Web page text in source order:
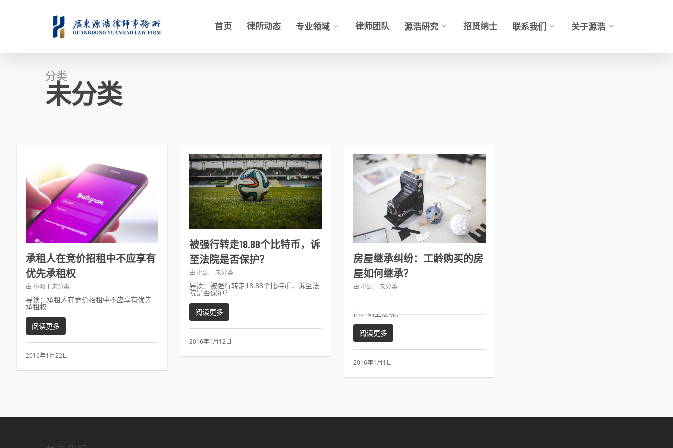
首页 律所动态 专业领域 律师团队 源浩研究 招贤纳士 联系我们 关于源浩
分类
未分类
承租人在竞价招租中不应享有
优先承租权
由 小源 未分类
导读：承租人在竞价招租中不应享有优先
承租权
阅读更多
2016年1月22日
被强行转走18.88个比特币，诉
至法院是否保护？
由 小源 未分类
导读：被强行转走18.88个比特币，诉至法
院是否保护？
阅读更多
2016年1月12日
房屋继承纠纷：工龄购买的房
屋如何继承？
由 小源 未分类
情，闹上法院。
阅读更多
2016年1月1日